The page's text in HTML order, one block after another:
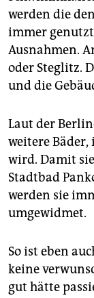
werden die
immer
Ausnahmen.
oder Steglitz.
und die
Laut der
weitere
wird. Damit
Stadtbad
werden sie
umgewidmet.
So ist eben
keine
gut hätte